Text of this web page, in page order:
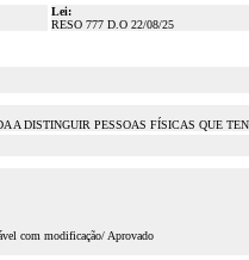
Lei:
RESO 777 D.O 22/08/25
DISTINGUIR PESSOAS FÍSICAS QUE
com modificação/ Aprovado